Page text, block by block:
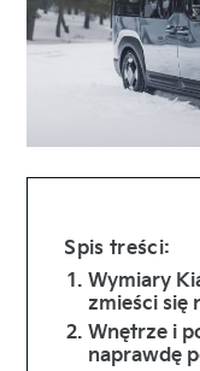
Spis treści:
Wymiary
zmieści się
Wnętrze i
naprawdę